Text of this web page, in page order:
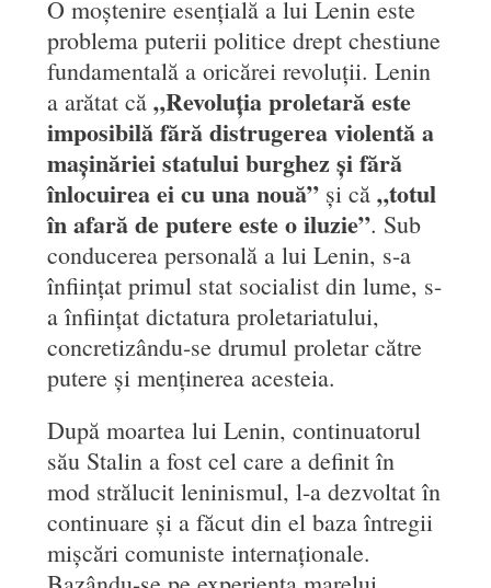
O moștenire esențială a lui Lenin este
problema puterii politice drept chestiune
fundamentală a oricărei revoluții. Lenin
a arătat că„Revoluția proletară este
imposibilă fără distrugerea violentă a
mașinăriei statului burghez și fără
înlocuirea ei cu una nouă” și că„totul
în afară de putere este o iluzie”. Sub
conducerea personală a lui Lenin, s-a
înființat primul stat socialist din lume, s-
a înființat dictatura proletariatului,
concretizându-se drumul proletar către
putere și menținerea acesteia.
După moartea lui Lenin, continuatorul
său Stalin a fost cel care a definit în
mod strălucit leninismul, l-a dezvoltat în
continuare și a făcut din el baza întregii
mișcări comuniste internaționale.